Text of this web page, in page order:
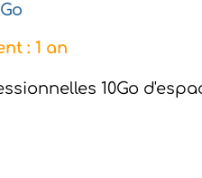
: 1 an
10Go